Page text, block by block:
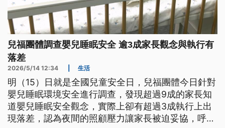
兒福團體調查嬰兒睡眠安全 逾3成家長觀念與執行有
落差
2026/5/14 12:34 生活
明（15）日就是全國兒童安全日，兒福團體今日針對
嬰兒睡眠環境安全進行調查，發現超過9成的家長知
道嬰兒睡眠安全觀念，實際上卻有超過3成執行上出
現落差，認為夜間的照顧壓力讓家長被迫妥協，呼籲